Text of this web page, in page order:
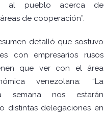
al pueblo acerca de
de cooperación”.
detalló que sostuvo
con empresarios rusos
que ver con el área
venezolana: “La
semana nos estarán
distintas delegaciones en